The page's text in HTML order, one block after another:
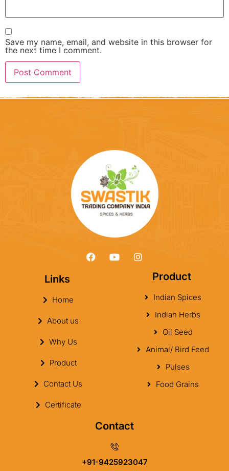
Save my name, email, and website in this browser for
the next time I comment.
Links
Home
About us
Why Us
Product
Contact Us
Certificate
Product
Indian Spices
Indian Herbs
Oil Seed
Animal/ Bird Feed
Pulses
Food Grains
Contact
+91-9425923047